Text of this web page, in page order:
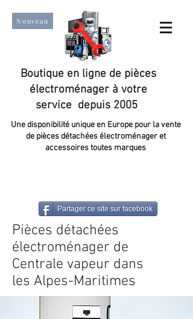
Nouveau
Boutique en ligne de pièces
électroménager à votre
service depuis 2005
Une disponibilité unique en Europe pour la vente
de pièces détachées électroménager et
accessoires toutes marques
Partager ce site sur facebook
Pièces détachées
électroménager de
Centrale vapeur dans
les Alpes-Maritimes